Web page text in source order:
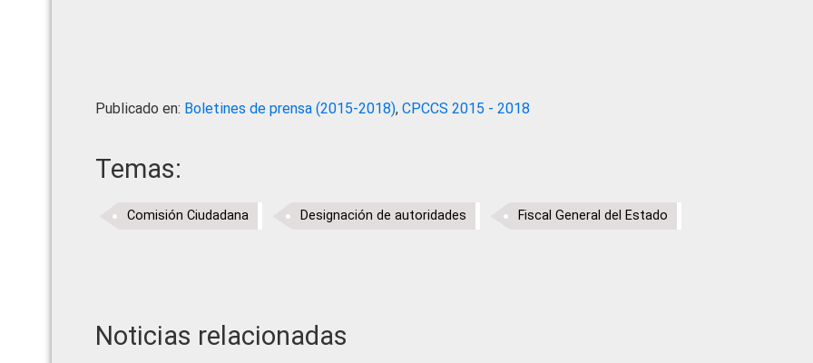
Publicado en: Boletines de prensa (2015-2018), CPCCS 2015 - 2018
Temas:
Comisión Ciudadana Designación de autoridades Fiscal General del Estado
Noticias relacionadas